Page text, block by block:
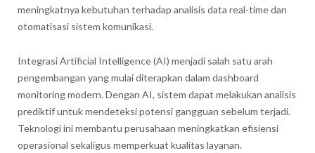
meningkatnya kebutuhan terhadap analisis data real-time dan
otomatisasi sistem komunikasi.
Integrasi Artificial Intelligence (AI) menjadi salah satu arah
pengembangan yang mulai diterapkan dalam dashboard
monitoring modern. Dengan AI, sistem dapat melakukan analisis
prediktif untuk mendeteksi potensi gangguan sebelum terjadi.
Teknologi ini membantu perusahaan meningkatkan efisiensi
operasional sekaligus memperkuat kualitas layanan.